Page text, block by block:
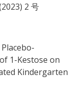
2 号
1-Kestose on
Kindergarten